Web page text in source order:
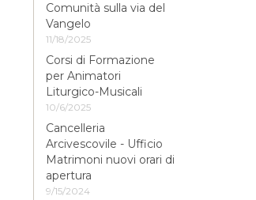
Comunità sulla via del
Vangelo
11/18/2025
Corsi di Formazione
per Animatori
Liturgico-Musicali
10/6/2025
Cancelleria
Arcivescovile - Ufficio
Matrimoni nuovi orari di
apertura
9/15/2024